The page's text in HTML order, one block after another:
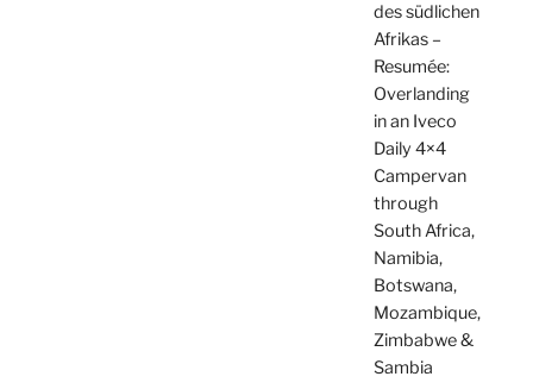
des südlichen
Afrikas –
Resumée:
Overlanding
in an Iveco
Daily 4×4
Campervan
through
South Africa,
Namibia,
Botswana,
Mozambique,
Zimbabwe &
Sambia